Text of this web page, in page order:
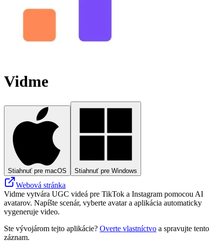
Vidme
Stiahnuť pre macOS Stiahnuť pre Windows
Webová stránka
Vidme vytvára UGC videá pre TikTok a Instagram pomocou AI
avatarov. Napíšte scenár, vyberte avatar a aplikácia automaticky
vygeneruje video.
Ste vývojárom tejto aplikácie? Overte vlastníctvo a spravujte tento
záznam.